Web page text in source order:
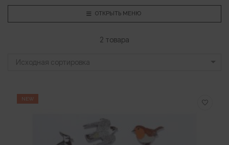
ОТКРЫТЬ МЕНЮ
2 товара
Исходная сортировка
NEW